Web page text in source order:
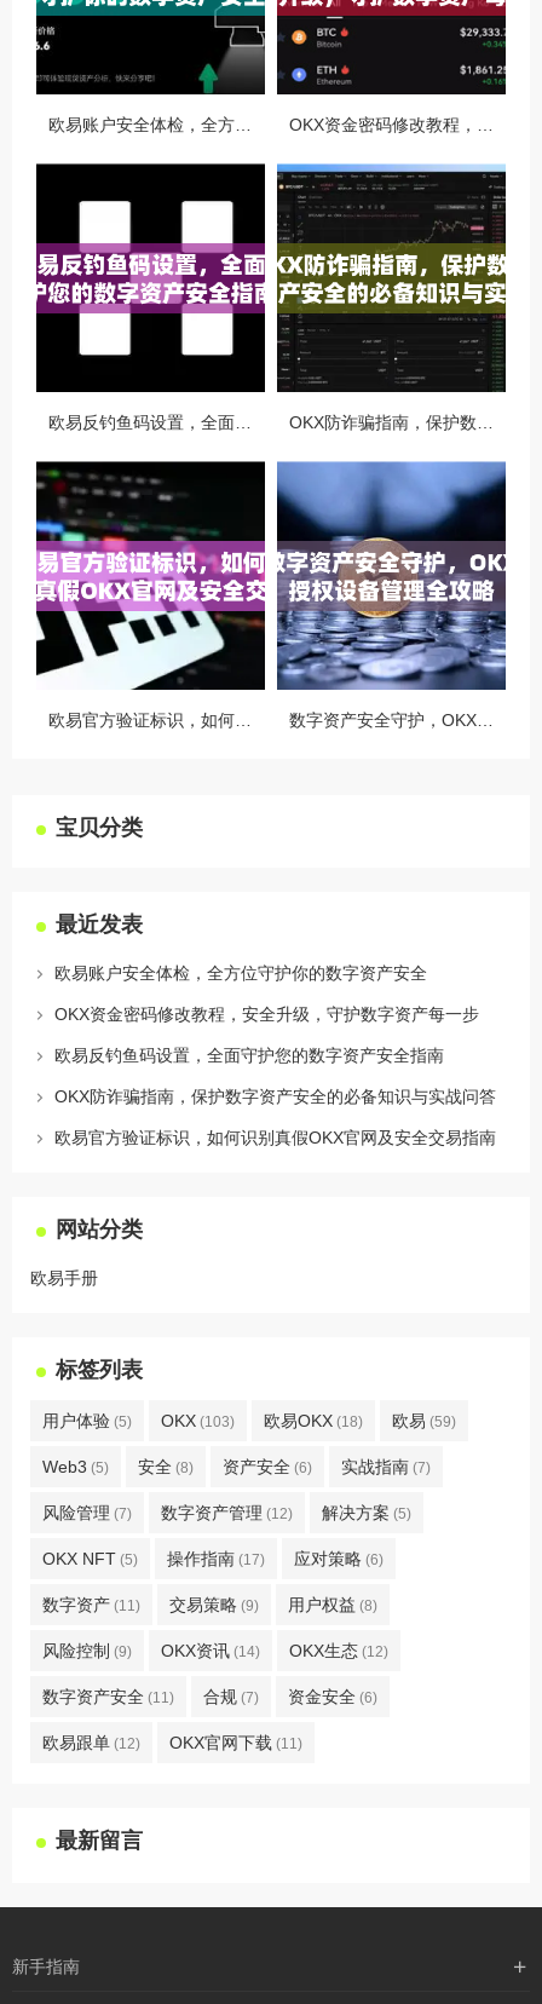
宝贝分类
最近发表
欧易账户安全体检，全方位守护你的数字资产安全
OKX资金密码修改教程，安全升级，守护数字资产每一步
欧易反钓鱼码设置，全面守护您的数字资产安全指南
OKX防诈骗指南，保护数字资产安全的必备知识与实战问答
欧易官方验证标识，如何识别真假OKX官网及安全交易指南
网站分类
欧易手册
标签列表
用户体验 (5) OKX (103) 欧易OKX (18) 欧易 (59)
Web3 (5) 安全 (8) 资产安全 (6) 实战指南 (7)
风险管理 (7) 数字资产管理 (12) 解决方案 (5)
OKX NFT (5) 操作指南 (17) 应对策略 (6)
数字资产 (11) 交易策略 (9) 用户权益 (8)
风险控制 (9) OKX资讯 (14) OKX生态 (12)
数字资产安全 (11) 合规 (7) 资金安全 (6)
欧易跟单 (12) OKX官网下载 (11)
最新留言
新手指南